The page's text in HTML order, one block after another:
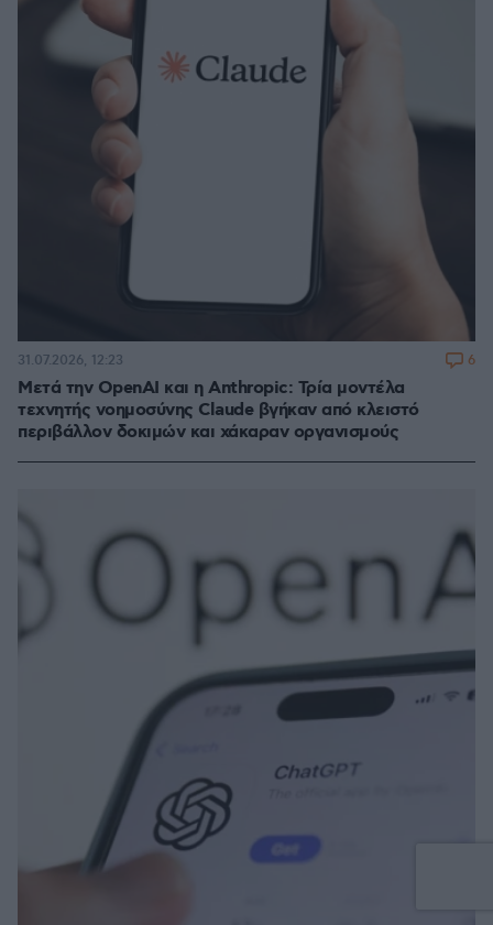
Μετά την OpenAI και η Anthropic: Τρία μοντέλα
τεχνητής νοημοσύνης Claude βγήκαν από κλειστό
περιβάλλον δοκιμών και χάκαραν οργανισμούς
31.07.2026, 12:23 6